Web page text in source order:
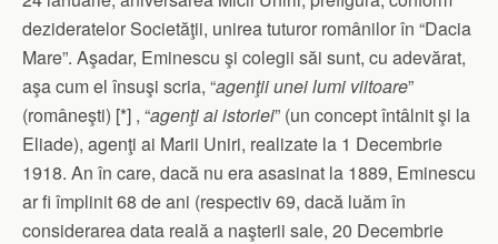
dezideratelor Societăţii, unirea tuturor românilor în “Dacia
Mare”. Aşadar, Eminescu şi colegii săi sunt, cu adevărat,
aşa cum el însuşi scria, “agenţii unei lumi viitoare”
(româneşti) [*] , “agenţi ai istoriei” (un concept întâlnit şi la
Eliade), agenţi ai Marii Uniri, realizate la 1 Decembrie
1918. An în care, dacă nu era asasinat la 1889, Eminescu
ar fi împlinit 68 de ani (respectiv 69, dacă luăm în
considerarea data reală a naşterii sale, 20 Decembrie